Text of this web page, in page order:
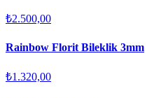
₺2.500,00
Rainbow Florit Bileklik 3mm
₺1.320,00